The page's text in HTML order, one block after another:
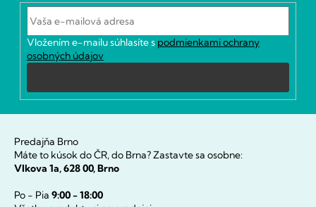
Vložením e-mailu súhlasíte s podmienkami ochrany
osobných údajov
sa
Predajňa Brno
Máte to kúsok do ČR, do Brna? Zastavte sa osobne:
Vlkova 1a, 628 00, Brno
Po - Pia 9:00 - 18:00